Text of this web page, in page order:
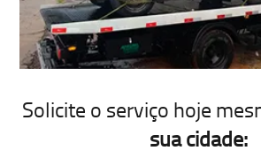
Solicite o serviço hoje
sua cidade: